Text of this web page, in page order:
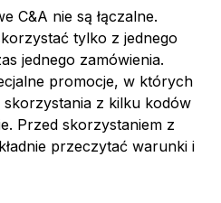
C&A nie są łączalne.
tylko z jednego
jednego zamówienia.
promocje, w których
z kilku kodów
Przed skorzystaniem z
przeczytać warunki i